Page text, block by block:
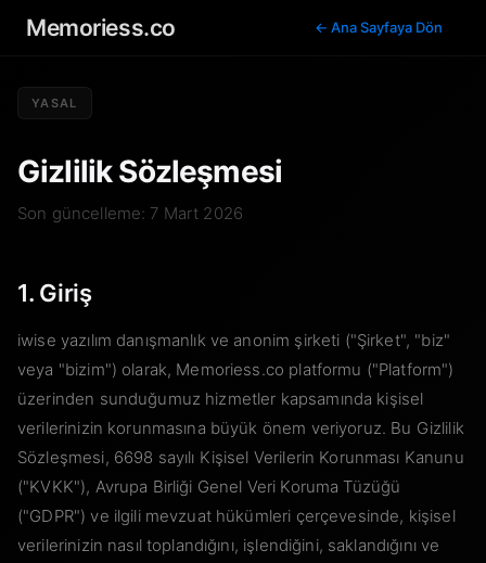
Memoriess.co ← Ana Sayfaya Dön
YASAL
Gizlilik Sözleşmesi
Son güncelleme: 7 Mart 2026
1. Giriş
iwise yazılım danışmanlık ve anonim şirketi ("Şirket", "biz"
veya "bizim") olarak, Memoriess.co platformu ("Platform")
üzerinden sunduğumuz hizmetler kapsamında kişisel
verilerinizin korunmasına büyük önem veriyoruz. Bu Gizlilik
Sözleşmesi, 6698 sayılı Kişisel Verilerin Korunması Kanunu
("KVKK"), Avrupa Birliği Genel Veri Koruma Tüzüğü
("GDPR") ve ilgili mevzuat hükümleri çerçevesinde, kişisel
verilerinizin nasıl toplandığını, işlendiğini, saklandığını ve